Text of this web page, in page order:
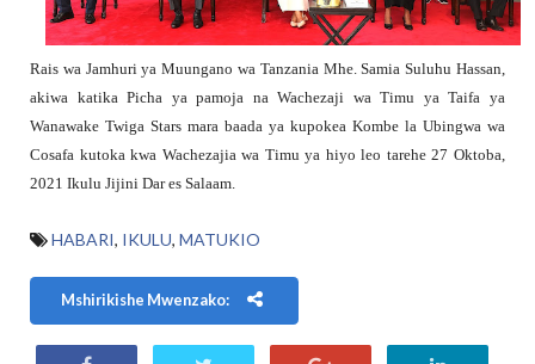
Rais wa Jamhuri ya Muungano wa Tanzania Mhe. Samia Suluhu Hassan,
akiwa katika Picha ya pamoja na Wachezaji wa Timu ya Taifa ya
Wanawake Twiga Stars mara baada ya kupokea Kombe la Ubingwa wa
Cosafa kutoka kwa Wachezajia wa Timu ya hiyo leo tarehe 27 Oktoba,
2021 Ikulu Jijini Dar es Salaam.
HABARI, IKULU, MATUKIO
Mshirikishe Mwenzako: